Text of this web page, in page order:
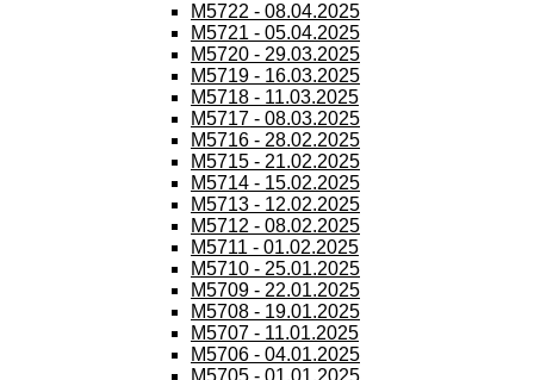
M5722 - 08.04.2025
M5721 - 05.04.2025
M5720 - 29.03.2025
M5719 - 16.03.2025
M5718 - 11.03.2025
M5717 - 08.03.2025
M5716 - 28.02.2025
M5715 - 21.02.2025
M5714 - 15.02.2025
M5713 - 12.02.2025
M5712 - 08.02.2025
M5711 - 01.02.2025
M5710 - 25.01.2025
M5709 - 22.01.2025
M5708 - 19.01.2025
M5707 - 11.01.2025
M5706 - 04.01.2025
M5705 - 01.01.2025